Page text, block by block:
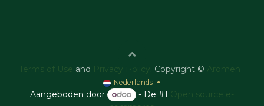
Terms of Use and Privacy Policy . Copyright © Aromen
Nederlands
Aangeboden door - De #1 Open source e-